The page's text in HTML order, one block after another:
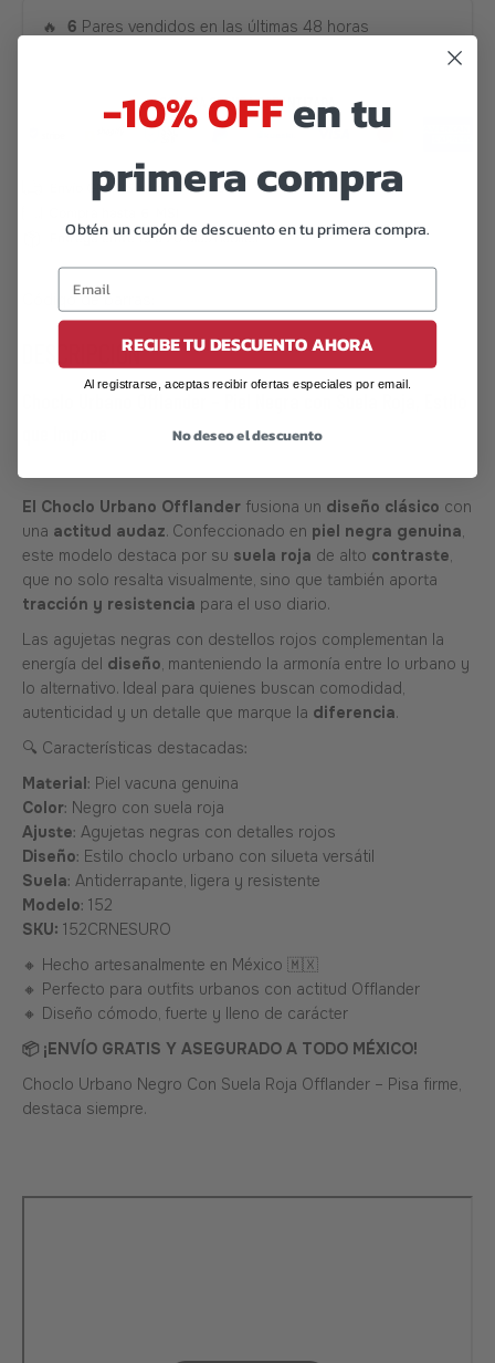
🔥 6 Pares vendidos en las últimas 48 horas
Código de barras:
DESCRIPCIÓN
El Choclo Urbano Offlander fusiona un diseño clásico con
una actitud audaz. Confeccionado en piel negra genuina
este modelo destaca por su suela roja de alto contraste
que no solo resalta visualmente, sino que también aporta
tracción y resistencia para el uso diario.
Las agujetas negras con destellos rojos complementan la
energía del diseño , manteniendo la armonía entre lo urbano y
lo alternativo. Ideal para quienes buscan comodidad,
autenticidad y un detalle que marque la diferencia.
🔍 Características destacadas:
Material: Piel vacuna genuina
Color: Negro con suela roja
Ajuste: Agujetas negras con detalles rojos
Diseño: Estilo choclo urbano con silueta versátil
Suela: Antiderrapante, ligera y resistente
Modelo: 152
SKU: 152CRNESURO
🔸 Hecho artesanalmente en México 🇲🇽
🔸 Perfecto para outfits urbanos con actitud Offlander
🔸 Diseño cómodo, fuerte y lleno de carácter
📦 ¡ENVÍO GRATIS Y ASEGURADO A TODO MÉXICO!
Choclo Urbano Negro Con Suela Roja Offlander – Pisa firme,
destaca siempre.
-10% OFFen tu
primera compra
Obtén un cupón de descuento en tu primera compra.
RECIBE TU DESCUENTO AHORA
Al registrarse, aceptas recibir ofertas especiales por email.
No deseo el descuento